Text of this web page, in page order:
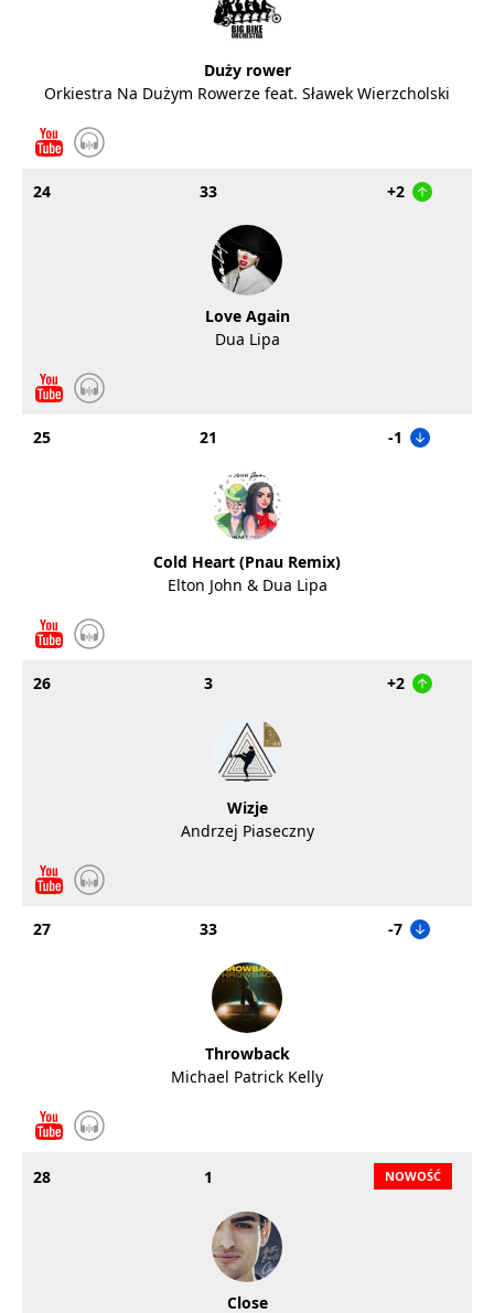
Duży rower
Orkiestra Na Dużym Rowerze feat. Sławek Wierzcholski
24 33 +2
Love Again
Dua Lipa
25 21 -1
Cold Heart (Pnau Remix)
Elton John & Dua Lipa
26 3 +2
Wizje
Andrzej Piaseczny
27 33 -7
Throwback
Michael Patrick Kelly
28 1
Close